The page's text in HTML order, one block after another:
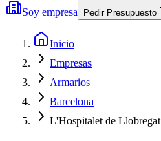
Soy empresa Pedir Presupuesto
Inicio
Empresas
Armarios
Barcelona
L'Hospitalet de Llobregat